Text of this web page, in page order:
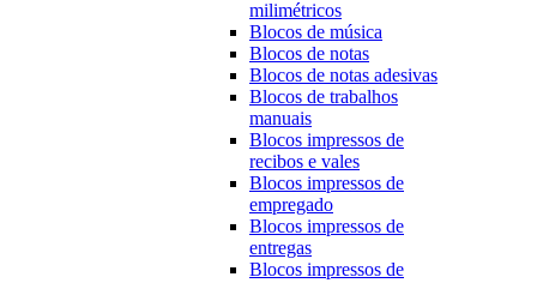
milimétricos
Blocos de música
Blocos de notas
Blocos de notas adesivas
Blocos de trabalhos
manuais
Blocos impressos de
recibos e vales
Blocos impressos de
empregado
Blocos impressos de
entregas
Blocos impressos de